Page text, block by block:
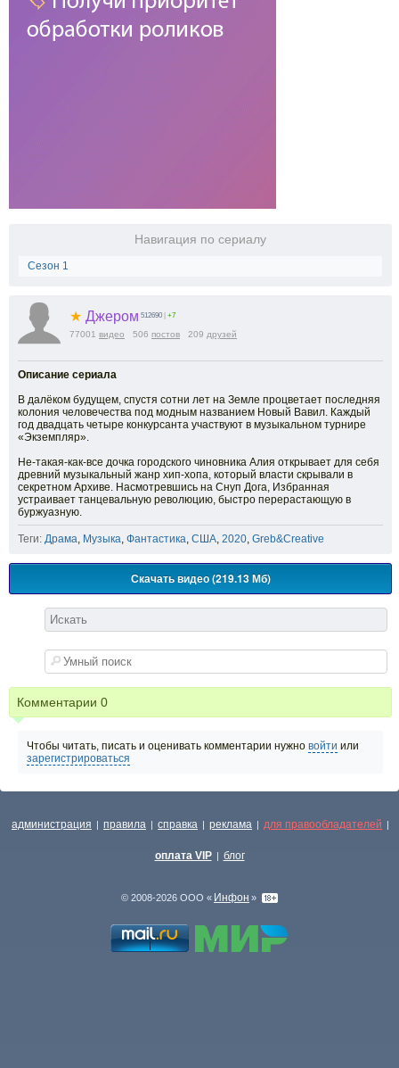
Навигация по сериалу
Сезон 1
★ Джером 512690 | +7
77001 видео 506 постов 209 друзей
Описание сериала
В далёком будущем, спустя сотни лет на Земле процветает последняя
колония человечества под модным названием Новый Вавил. Каждый
год двадцать четыре конкурсанта участвуют в музыкальном турнире
«Экземпляр».
Не-такая-как-все дочка городского чиновника Алия открывает для себя
древний музыкальный жанр хип-хопа, который власти скрывали в
секретном Архиве. Насмотревшись на Снуп Дога, Избранная
устраивает танцевальную революцию, быстро перерастающую в
буржуазную.
Теги: Драма Музыка Фантастика США 2020 Greb&Creative
Скачать видео (219.13 Мб)
Комментарии 0
Чтобы читать, писать и оценивать комментарии нужно войти или
зарегистрироваться
администрация | правила | справка | реклама | для правообладателей |
оплата VIP | блог
© 2008-2026 ООО « Инфон »